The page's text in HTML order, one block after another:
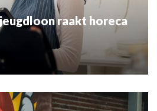
raakt horeca